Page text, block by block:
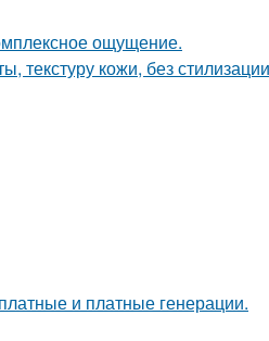
ощущение.
текстуру кожи, без
и платные генерации.